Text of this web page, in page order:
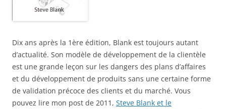
Dix ans après la 1ère édition, Blank est toujours autant
d’actualité. Son modèle de développement de la clientèle
est une grande leçon sur les dangers des plans d’affaires
et du développement de produits sans une certaine forme
de validation précoce des clients et du marché. Vous
pouvez lire mon post de 2011, Steve Blank et le